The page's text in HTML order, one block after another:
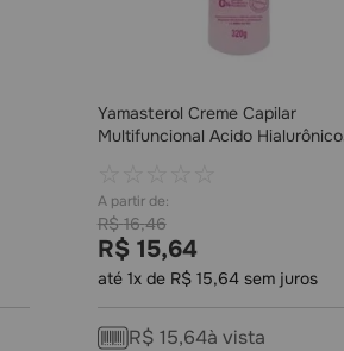
Yamasterol Creme Capilar
Multifuncional Acido Hialurônico
R$ 16,46
R$ 15,64
até 1x de R$ 15,64sem juros
R$ 15,64à vista